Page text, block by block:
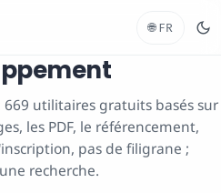
🌐 FR
669 utilitaires gratuits basés sur
les PDF, le référencement,
pas de filigrane ;
recherche.